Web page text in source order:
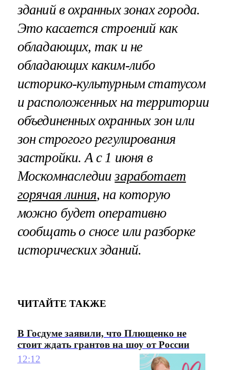
зданий в охранных зонах города.
Это касается строений как
обладающих, так и не
обладающих каким-либо
историко-культурным статусом
и расположенных на территории
объединенных охранных зон или
зон строгого регулирования
застройки. А с 1 июня в
Москомнаследиизаработает
горячая линия, на которую
можно будет оперативно
сообщать о сносе или разборке
исторических зданий.
ЧИТАЙТЕ ТАКЖЕ
В Госдуме заявили, что Плющенко не
стоит ждать грантов на шоу от России
12:12